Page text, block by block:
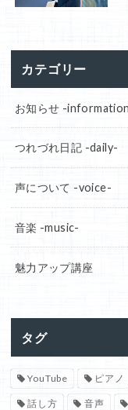
カテゴリー
お知らせ -
つれづれ日記 -daily-
声について -voice-
音楽 -music-
魅力アップ講座
タグ
YouTube ピアノ
話し方 音声